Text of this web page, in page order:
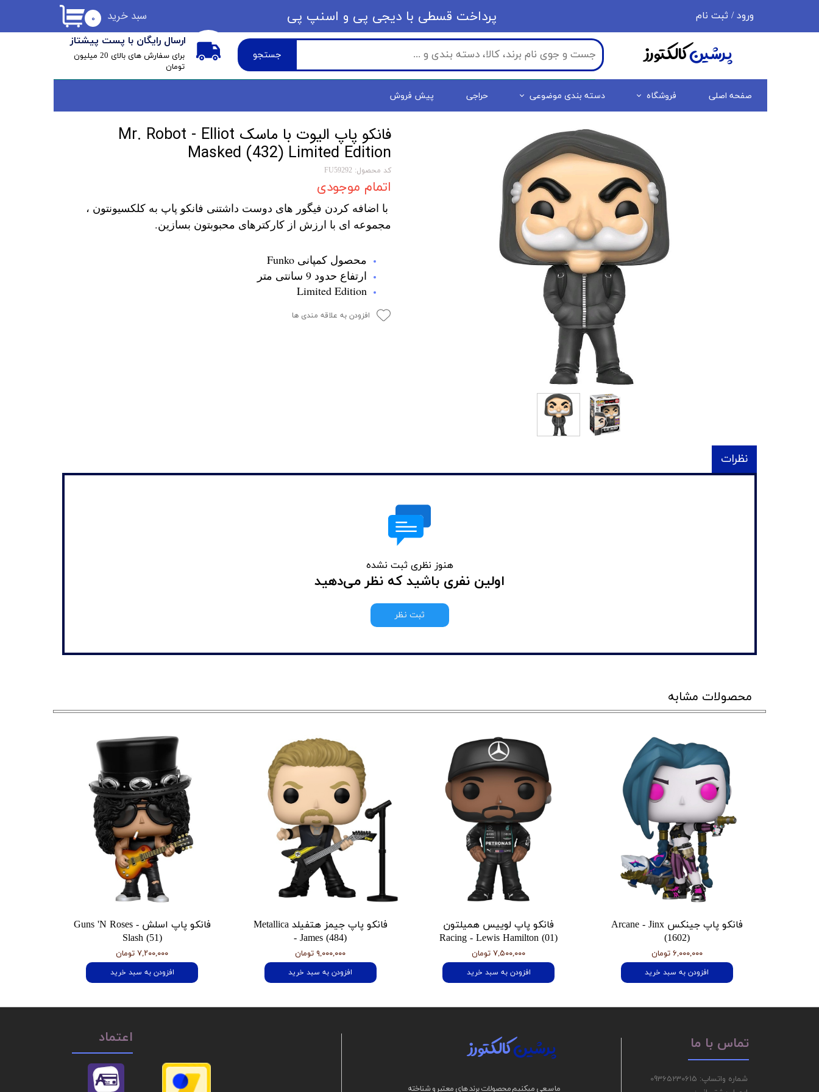
جستجو
ارسال رایگان با پست پیشتاز
​برای سفارش های بالای 20 میلیون
تومان
۰ سبد خرید ورود / ثبت نام
حساب کاربری من
تغییر گذر واژه
سفارشات
خروج از حساب کاربری
​​پرداخت قسطی با دیجی پی ​​​​​​​و اسنپ پی
صفحه اصلی فروشگاه دسته بندی موضوعی حراجی پیش فروش
پرشینکالکتورز
فانکو پاپ الیوت با ماسک Mr. Robot - Elliot
Masked (432) Limited Edition
کد محصول: FU59292
اتمام موجودی
با اضافه کردن فیگور های دوست داشتنی فانکو پاپ به کلکسیونتون ،
مجموعه ای با ارزش از کارکترهای محبوبتون بسازین.
محصول کمپانی Funko
ارتفاع حدود 9 سانتی متر
Limited Edition
افزودن به علاقه مندی ها
نظرات
هنوز نظری ثبت نشده
اولین نفری باشید که نظر می‌دهید
ثبت نظر
محصولات مشابه
فانکو پاپ جینکس Arcane - Jinx
(1602)
۶,۰۰۰,۰۰۰ تومان
افزودن به سبد خرید
فانکو پاپ لوییس همیلتون
Racing - Lewis Hamilton (01)
۷,۵۰۰,۰۰۰ تومان
افزودن به سبد خرید
فانکو پاپ جیمز هتفیلد Metallica
- James (484)
۹,۰۰۰,۰۰۰ تومان
افزودن به سبد خرید
فانکو پاپ اسلش Guns 'N Roses -
Slash (51)
۷,۲۰۰,۰۰۰ تومان
افزودن به سبد خرید
ما سعی میکنیم محصولات برند های معتبر و شناخته
پرشینکالکتورز
شماره واتساپ: 09365230615
تماس با ما اعتماد